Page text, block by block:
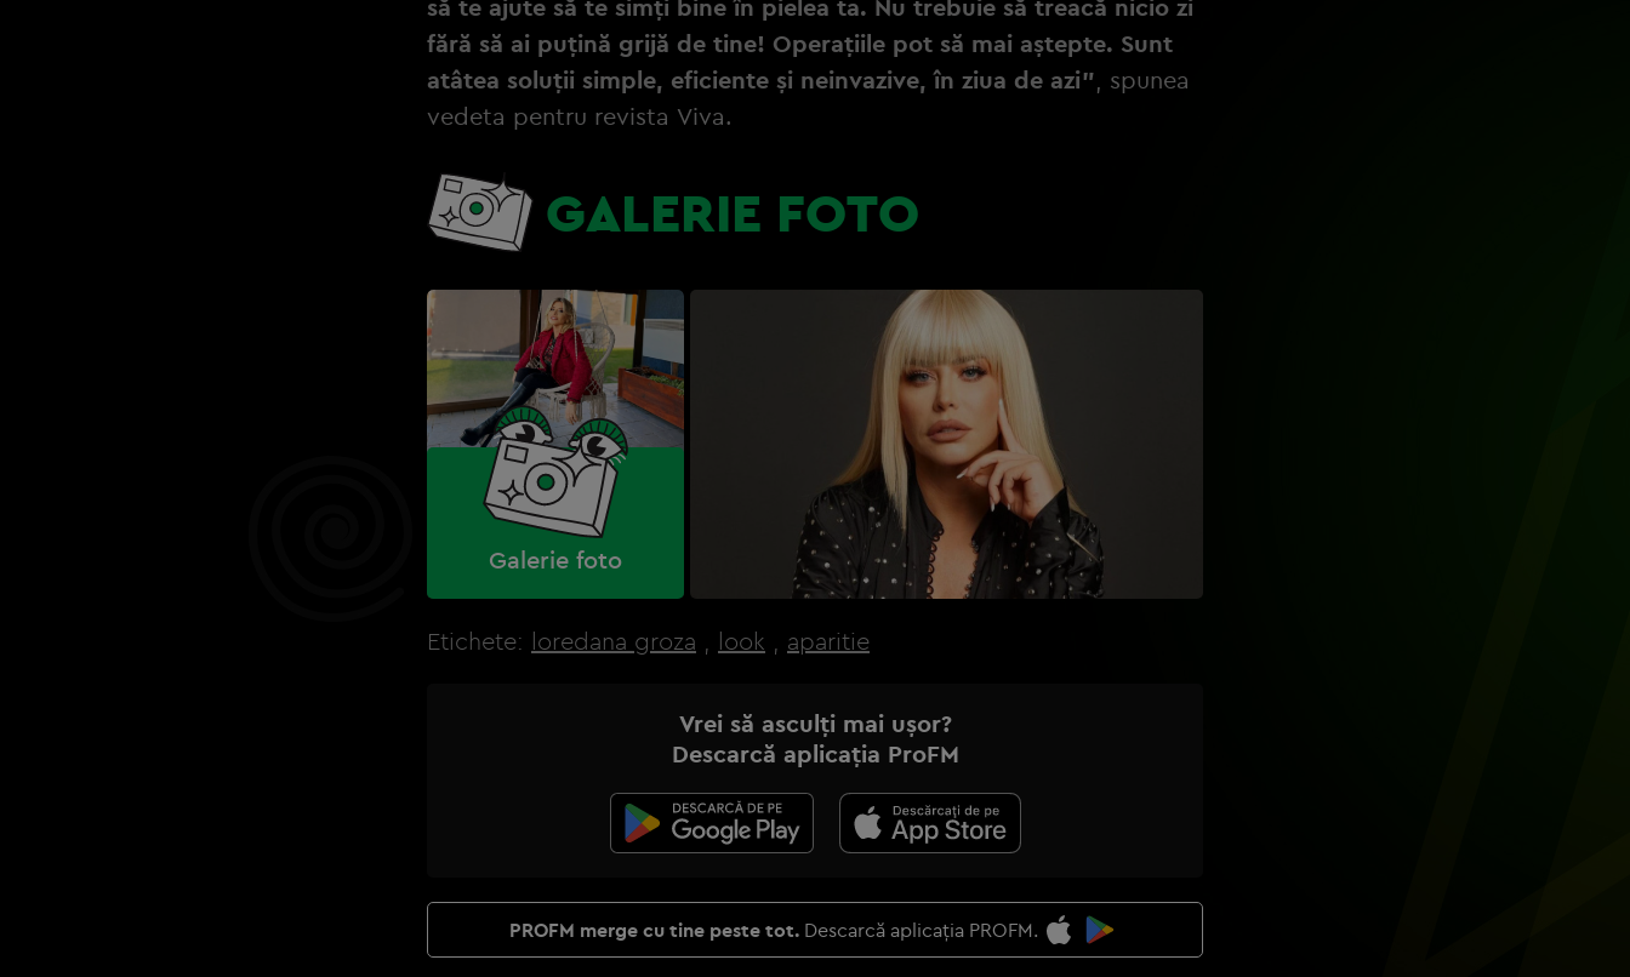
să te ajute să te simți bine în pielea ta. Nu trebuie să treacă nicio zi
fără să ai puțină grijă de tine! Operațiile pot să mai aștepte. Sunt
atâtea soluții simple, eficiente și neinvazive, în ziua de azi”, spunea
vedeta pentru revista Viva.
GALERIE FOTO
Galerie foto
Etichete: loredana groza , look , aparitie
Vrei să asculți mai ușor?
Descarcă aplicația ProFM
PROFM merge cu tine peste tot. Descarcă aplicația PROFM.